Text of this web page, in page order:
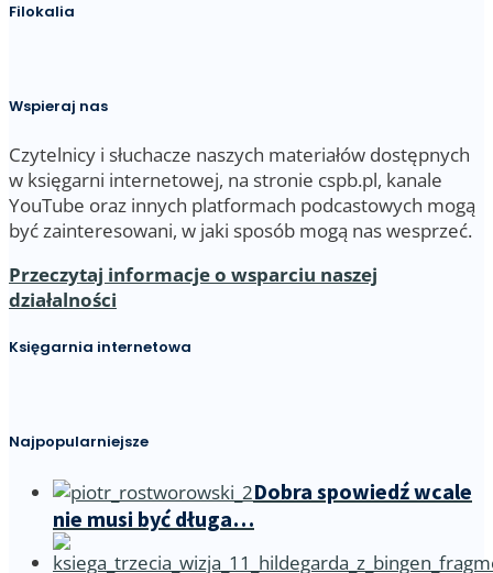
Filokalia
Wspieraj nas
Czytelnicy i słuchacze naszych materiałów dostępnych
w księgarni internetowej, na stronie cspb.pl, kanale
YouTube oraz innych platformach podcastowych mogą
być zainteresowani, w jaki sposób mogą nas wesprzeć.
Przeczytaj informacje o wsparciu naszej
działalności
Księgarnia internetowa
Najpopularniejsze
Dobra spowiedź wcale
nie musi być długa…